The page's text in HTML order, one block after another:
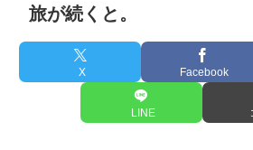
旅が続くと。
X Facebook
LINE